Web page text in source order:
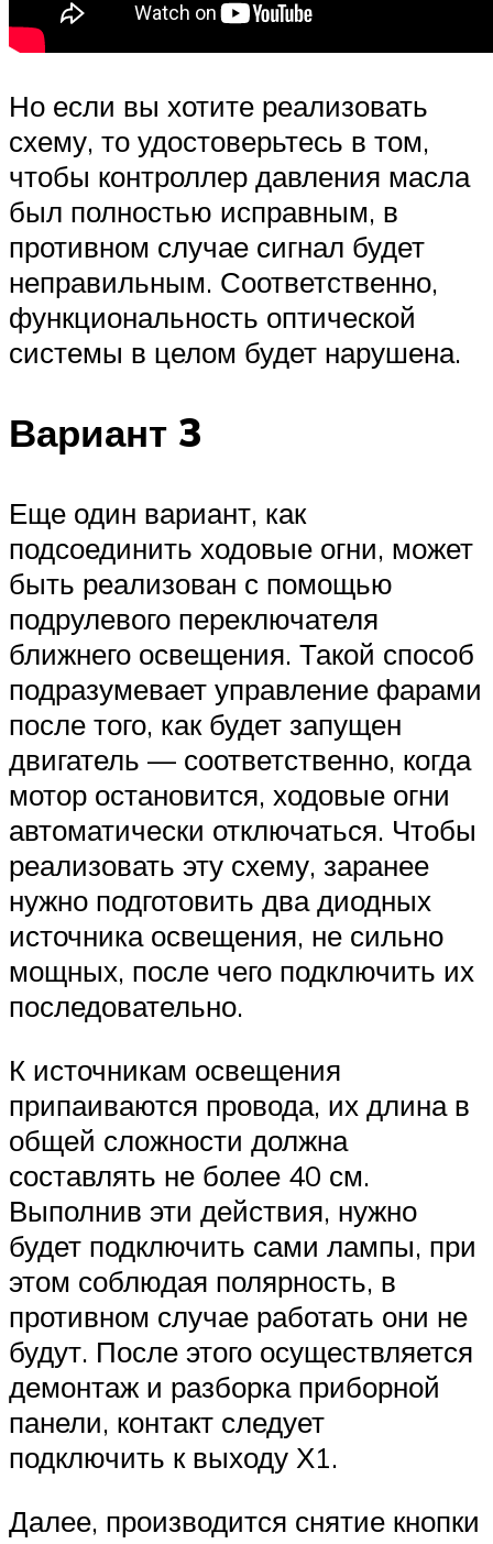
Но если вы хотите реализовать
схему, то удостоверьтесь в том,
чтобы контроллер давления масла
был полностью исправным, в
противном случае сигнал будет
неправильным. Соответственно,
функциональность оптической
системы в целом будет нарушена.
Вариант 3
Еще один вариант, как
подсоединить ходовые огни, может
быть реализован с помощью
подрулевого переключателя
ближнего освещения. Такой способ
подразумевает управление фарами
после того, как будет запущен
двигатель — соответственно, когда
мотор остановится, ходовые огни
автоматически отключаться. Чтобы
реализовать эту схему, заранее
нужно подготовить два диодных
источника освещения, не сильно
мощных, после чего подключить их
последовательно.
К источникам освещения
припаиваются провода, их длина в
общей сложности должна
составлять не более 40 см.
Выполнив эти действия, нужно
будет подключить сами лампы, при
этом соблюдая полярность, в
противном случае работать они не
будут. После этого осуществляется
демонтаж и разборка приборной
панели, контакт следует
подключить к выходу Х1.
Далее, производится снятие кнопки